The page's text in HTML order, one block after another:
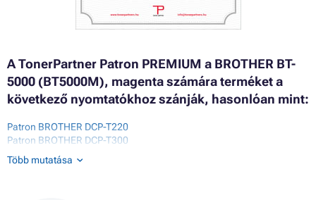
A TonerPartner Patron PREMIUM a BROTHER BT-
5000 (BT5000M), magenta számára terméket a
következő nyomtatókhoz szánják, hasonlóan mint:
Patron BROTHER DCP-T220
Patron BROTHER DCP-T300
Patron BROTHER DCP-T310
Patron BROTHER DCP-T420W
Több mutatása